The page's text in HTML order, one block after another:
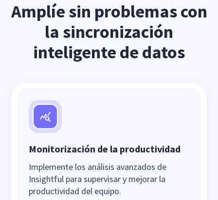
Amplíe sin problemas con
la sincronización
inteligente de datos
Monitorización de la productividad
Implemente los análisis avanzados de
Insightful para supervisar y mejorar la
productividad del equipo.